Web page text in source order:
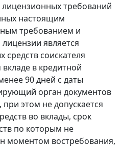
требований
настоящим
требованием и
является
соискателя
в кредитной
90 дней с даты
орган документов
этом не допускается
во вклады, срок
по которым не
моментом востребования,